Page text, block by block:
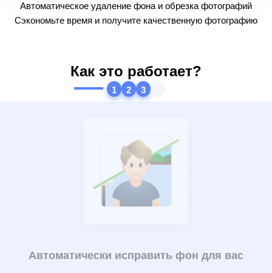
Автоматическое удаление фона и обрезка фотографий
Сэкономьте время и получите качественную фотографию
Как это работает?
1 2 3
Автоматически исправить фон для вас